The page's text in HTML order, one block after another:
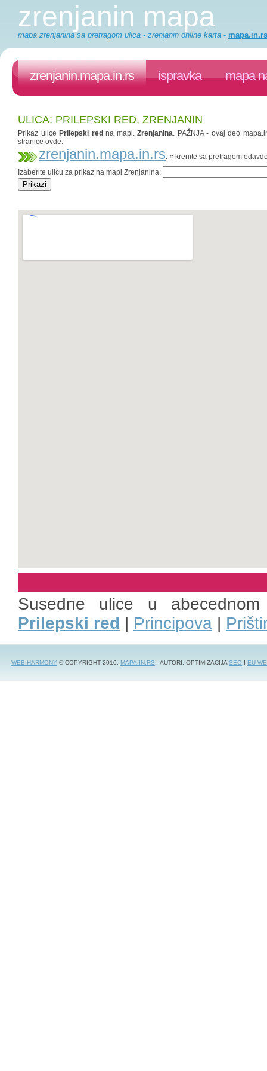
zrenjanin mapa
mapa zrenjanina sa pretragom ulica - zrenjanin online karta - mapa.in.rs
zrenjanin.mapa.in.rs ispravka mapa
ULICA: PRILEPSKI RED, ZRENJANIN
Prikaz ulice Prilepski red na mapi.Zrenjanina. PAŽNJA - ovaj deo
stranice ovde:
zrenjanin.mapa.in.rs. « krenite sa pretragom
Izaberite ulicu za prikaz na mapi Zrenjanina:
Susedne ulice u
Prilepski red | Principova |
WEB HARMONY © COPYRIGHT 2010. MAPA.IN.RS - AUTORI: OPTIMIZACIJASEO I EU